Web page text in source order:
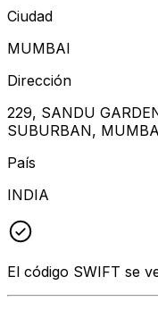
Ciudad
MUMBAI
Dirección
229, SANDU
SUBURBAN,
País
INDIA
El código SWIFT se